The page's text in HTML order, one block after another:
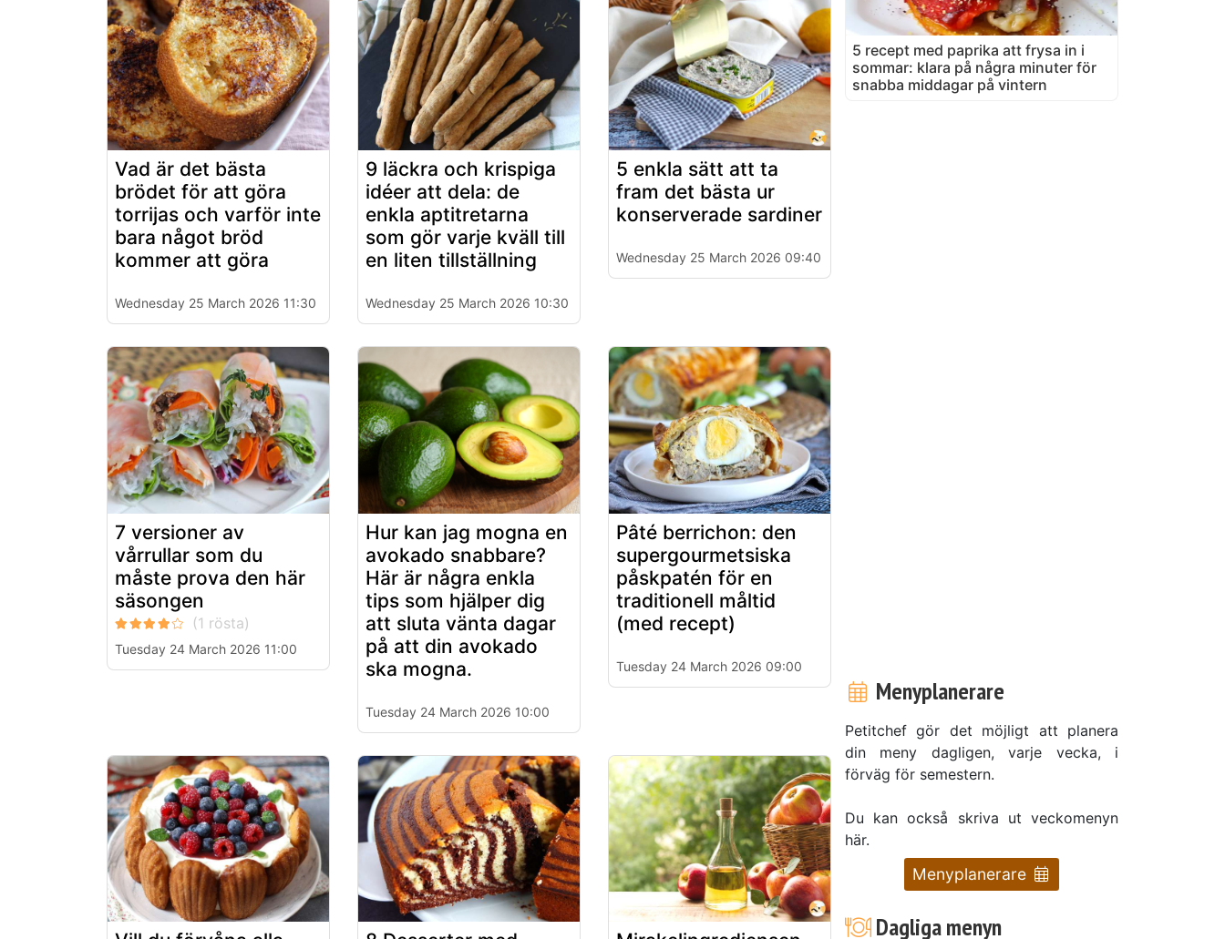
Vad är det bästa
brödet för att göra
torrijas och varför inte
bara något bröd
kommer att göra
Wednesday 25 March 2026 11:30
9 läckra och krispiga
idéer att dela: de
enkla aptitretarna
som gör varje kväll till
en liten tillställning
Wednesday 25 March 2026 10:30
5 enkla sätt att ta
fram det bästa ur
konserverade sardiner
Wednesday 25 March 2026 09:40
7 versioner av
vårrullar som du
måste prova den här
säsongen
Tuesday 24 March 2026 11:00
Hur kan jag mogna en
avokado snabbare?
Här är några enkla
tips som hjälper dig
att sluta vänta dagar
på att din avokado
ska mogna.
Tuesday 24 March 2026 10:00
Pâté berrichon: den
supergourmetsiska
påskpatén för en
traditionell måltid
(med recept)
Tuesday 24 March 2026 09:00
5 recept med paprika att frysa in i
sommar: klara på några minuter för
snabba middagar på vintern
Menyplanerare
Petitchef gör det möjligt att planera
din meny dagligen, varje vecka, i
förväg för semestern.
Du kan också skriva ut veckomenyn
här.
Menyplanerare
Dagliga menyn